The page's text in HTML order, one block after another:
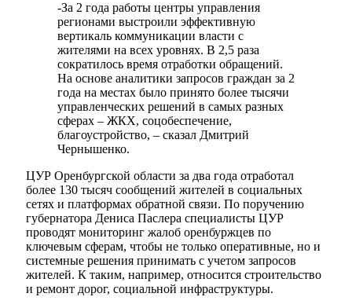
-За 2 года работы центры управления
регионами выстроили эффективную
вертикаль коммуникации власти с
жителями на всех уровнях. В 2,5 раза
сократилось время отработки обращений.
На основе аналитики запросов граждан за 2
года на местах было принято более тысячи
управленческих решений в самых разных
сферах – ЖКХ, соцобеспечение,
благоустройство, – сказал Дмитрий
Чернышенко.
ЦУР Оренбургской области за два года отработал
более 130 тысяч сообщений жителей в социальных
сетях и платформах обратной связи. По поручению
губернатора Дениса Паслера специалисты ЦУР
проводят мониторинг жалоб оренбуржцев по
ключевым сферам, чтобы не только оперативные, но и
системные решения принимать с учетом запросов
жителей. К таким, например, относится строительство
и ремонт дорог, социальной инфраструктуры.